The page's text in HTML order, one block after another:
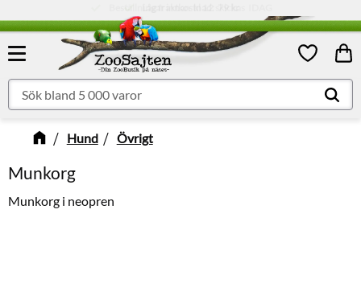
Meny
Favoriter
Hund Övrigt
Munkorg
Munkorg i neopren